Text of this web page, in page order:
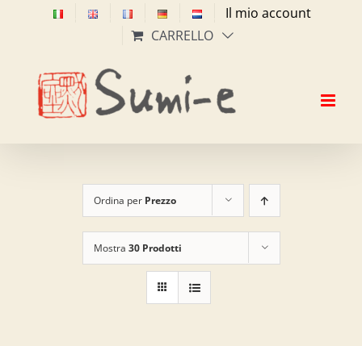
Il mio account
CARRELLO
Ordina per Prezzo
Mostra 30 Prodotti